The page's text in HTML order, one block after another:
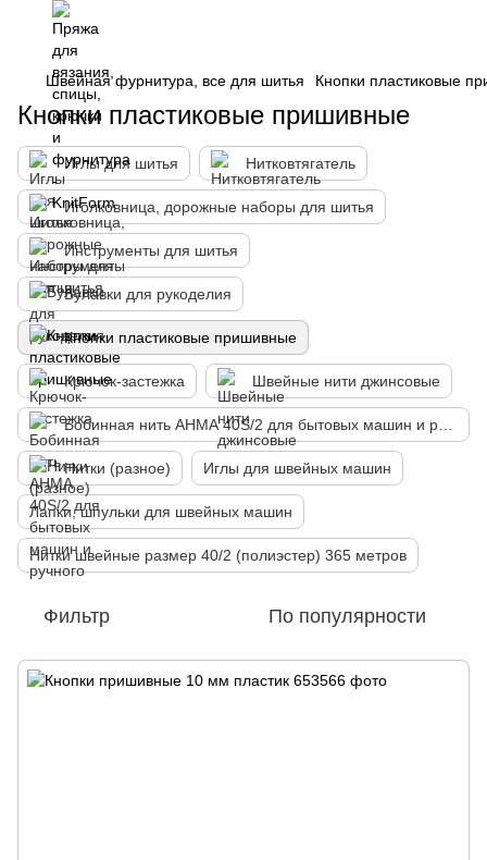
Швейная фурнитура, все для шитья Кнопки пластиковые
Кнопки пластиковые пришивные
Иглы для шитья Нитковтягатель
Иголковница, дорожные наборы для шитья
Инструменты для шитья
Булавки для рукоделия
Кнопки пластиковые пришивные
Крючок-застежка Швейные нити джинсовые
Нитки (разное) Иглы для швейных машин
Лапки, шпульки для швейных машин
Нитки швейные размер 40/2 (полиэстер) 365 метров
Фильтр По популярности